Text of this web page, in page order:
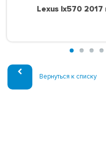
Lexus lx570
Вернуться к списку